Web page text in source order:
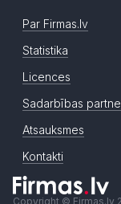
Par Firmas.lv
Statistika
Licences
Sadarbības
Atsauksmes
Kontakti
Copyright © Firmas.lv